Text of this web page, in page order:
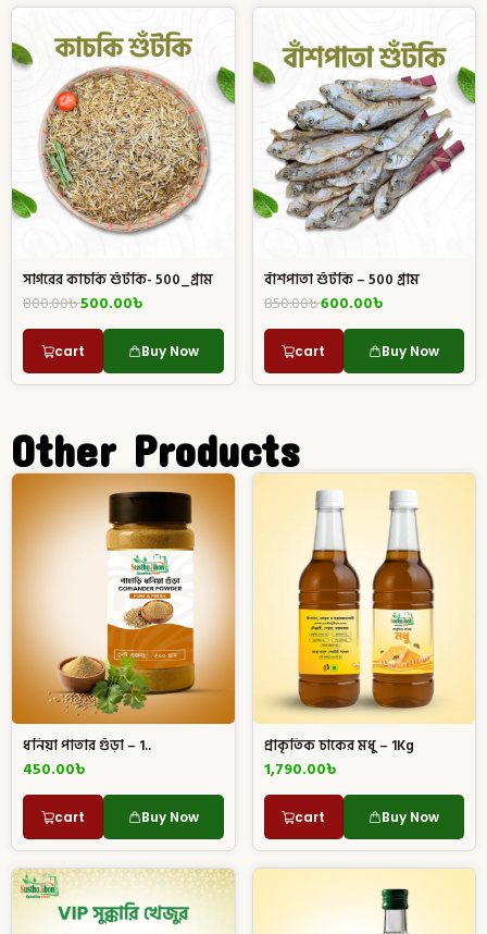
সাগরের কাচকি শুঁটকি- 500_গ্রাম
800.00৳500.00৳
cart Buy Now
বাঁশপাতা শুঁটকি – 500 গ্রাম
850.00৳600.00৳
cart Buy Now
Other Products
ধনিয়া পাতার গুঁড়া – 1..
450.00৳
cart Buy Now
প্রাকৃতিক চাকের মধু – 1Kg
1,790.00৳
cart Buy Now